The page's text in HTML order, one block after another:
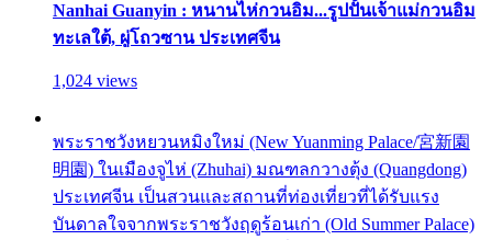
Nanhai Guanyin : หนานไห่กวนอิม...รูปปั้นเจ้าแม่กวนอิม
ทะเลใต้, ผู่โถวซาน ประเทศจีน
1,024 views
พระราชวังหยวนหมิงใหม่ (New Yuanming Palace/宮新園
明園) ในเมืองจูไห่ (Zhuhai) มณฑลกวางตุ้ง (Quangdong)
ประเทศจีน เป็นสวนและสถานที่ท่องเที่ยวที่ได้รับแรง
บันดาลใจจากพระราชวังฤดูร้อนเก่า (Old Summer Palace)